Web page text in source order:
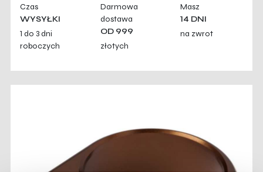
Czas
WYSYŁKI
1 do 3 dni
roboczych
Darmowa
dostawa
OD 999
złotych
Masz
14 DNI
na zwrot